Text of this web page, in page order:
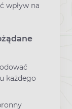
wpływ na
każdego